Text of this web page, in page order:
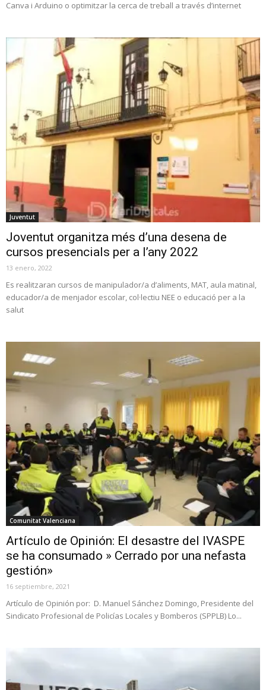
Canva i Arduino o optimitzar la cerca de treball a través d’internet
Juventut
Joventut organitza més d’una desena de
cursos presencials per a l’any 2022
13 enero, 2022
Es realitzaran cursos de manipulador/a d’aliments, MAT, aula matinal,
educador/a de menjador escolar, col·lectiu NEE o educació per a la
salut
Comunitat Valenciana
Artículo de Opinión: El desastre del IVASPE
se ha consumado » Cerrado por una nefasta
gestión»
16 septiembre, 2021
Artículo de Opinión por: D. Manuel Sánchez Domingo, Presidente del
Sindicato Profesional de Policías Locales y Bomberos (SPPLB) Lo...